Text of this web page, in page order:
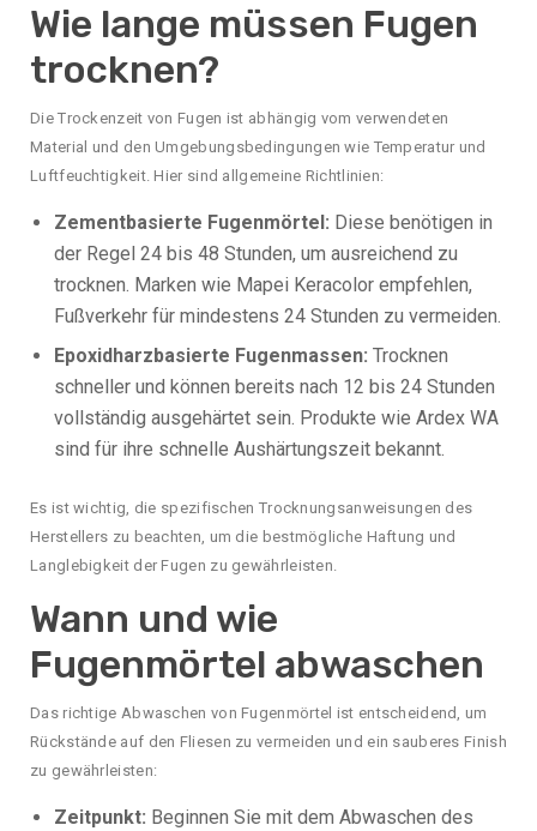
Wie lange müssen Fugen
trocknen?
Die Trockenzeit von Fugen ist abhängig vom verwendeten
Material und den Umgebungsbedingungen wie Temperatur und
Luftfeuchtigkeit. Hier sind allgemeine Richtlinien:
Zementbasierte Fugenmörtel: Diese benötigen in
der Regel 24 bis 48 Stunden, um ausreichend zu
trocknen. Marken wie Mapei Keracolor empfehlen,
Fußverkehr für mindestens 24 Stunden zu vermeiden.
Epoxidharzbasierte Fugenmassen: Trocknen
schneller und können bereits nach 12 bis 24 Stunden
vollständig ausgehärtet sein. Produkte wie Ardex WA
sind für ihre schnelle Aushärtungszeit bekannt.
Es ist wichtig, die spezifischen Trocknungsanweisungen des
Herstellers zu beachten, um die bestmögliche Haftung und
Langlebigkeit der Fugen zu gewährleisten.
Wann und wie
Fugenmörtel abwaschen
Das richtige Abwaschen von Fugenmörtel ist entscheidend, um
Rückstände auf den Fliesen zu vermeiden und ein sauberes Finish
zu gewährleisten:
Zeitpunkt: Beginnen Sie mit dem Abwaschen des